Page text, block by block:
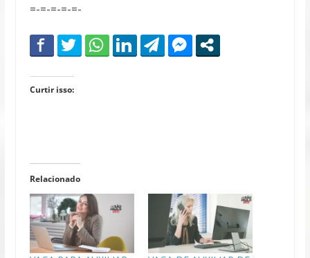
=-=-=-=-=-
Curtir isso:
Relacionado